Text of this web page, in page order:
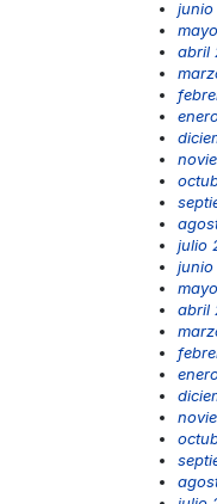
junio
abril
julio
junio
abril